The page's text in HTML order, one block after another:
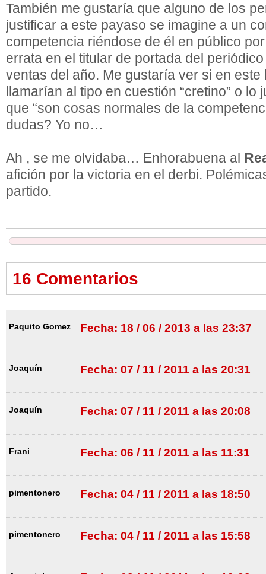
También me gustaría que alguno de los
justificar a este payaso se imagine a un
competencia riéndose de él en público
errata en el titular de portada del
ventas del año. Me gustaría ver si en este
llamarían al tipo en cuestión “cretino” o lo
que “son cosas normales de la
dudas? Yo no…
Ah , se me olvidaba… Enhorabuena al
afición por la victoria en el derbi.
partido.
16 Comentarios
Paquito Gomez Fecha: 18 / 06 / 2013 a las 23:37
Joaquín Fecha: 07 / 11 / 2011 a las 20:31
Joaquín Fecha: 07 / 11 / 2011 a las 20:08
Frani Fecha: 06 / 11 / 2011 a las 11:31
pimentonero Fecha: 04 / 11 / 2011 a las 18:50
pimentonero Fecha: 04 / 11 / 2011 a las 15:58